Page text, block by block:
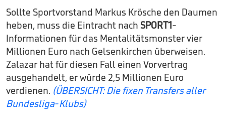
Sollte Sportvorstand Markus Krösche den Daumen
heben, muss die Eintracht nach SPORT1-
Informationen für das Mentalitätsmonster vier
Millionen Euro nach Gelsenkirchen überweisen.
Zalazar hat für diesen Fall einen Vorvertrag
ausgehandelt, er würde 2,5 Millionen Euro
verdienen. (ÜBERSICHT: Die fixen Transfers aller
Bundesliga-Klubs)